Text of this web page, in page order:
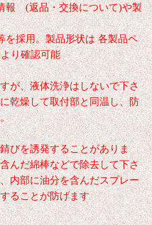
報 (返品・交換について)や製
を採用。製品形状は 各製品ペ
り確認可能
が、液体洗浄はしないで下さ
乾燥して取付部と同温し、防
びを誘発することがありま
んだ綿棒などで除去して下さ
内部に油分を含んだスプレー
ることが防げます